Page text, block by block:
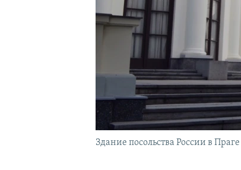
Здание посольства России в Праге